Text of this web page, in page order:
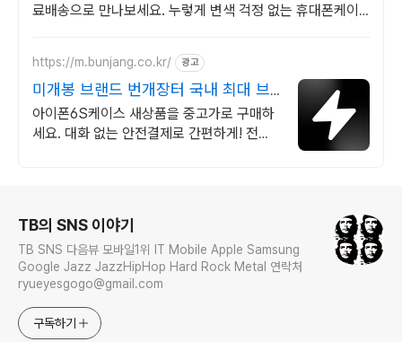
료배송으로 만나보세요. 누렇게 변색 걱정 없는 휴대폰케이
https://m.bunjang.co.kr/ 광고
미개봉 브랜드 번개장터 국내 최대 브
랜드 중고거래
아이폰6S케이스 새상품을 중고가로 구매하
세요. 대화 없는 안전결제로 간편하게! 전국
TB의 SNS 이야기
TB SNS 다음뷰 모바일1위 IT Mobile Apple Samsung
Google Jazz JazzHipHop Hard Rock Metal 연락처
ryueyesgogo@gmail.com
구독하기